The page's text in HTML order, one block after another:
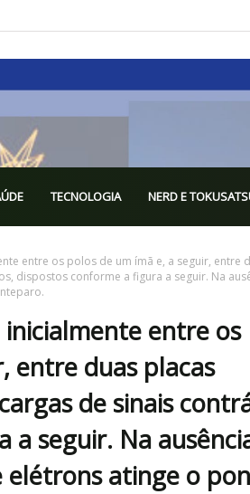
TECNOLOGIA NERD E
entre os polos de um ímã e, a seguir, entre
dispostos conforme a figura a seguir. Na
entre os
entre duas placas
de sinais
a seguir. Na
elétrons atinge o